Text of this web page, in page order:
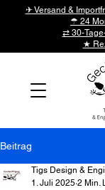
✈ Versand &
☂ 24
⇄ 30-
★
Beitrag
Tigs Design &
1. Juli 2025 2 Min.